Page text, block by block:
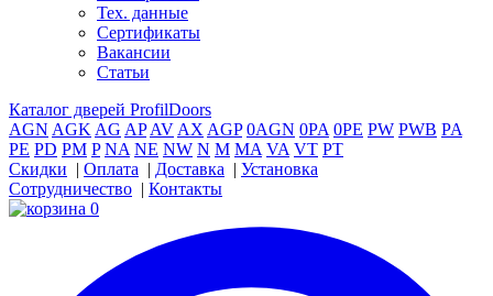
Тех. данные
Сертификаты
Вакансии
Статьи
Каталог дверей ProfilDoors
AGN AGKAG APAVAXAGP 0AGN 0PA 0PE PW PWB PA
PE PD PM P NA NE NW N M MA VA VT PT
Скидки
Оплата Доставка
Установка
Сотрудничество
Контакты
0